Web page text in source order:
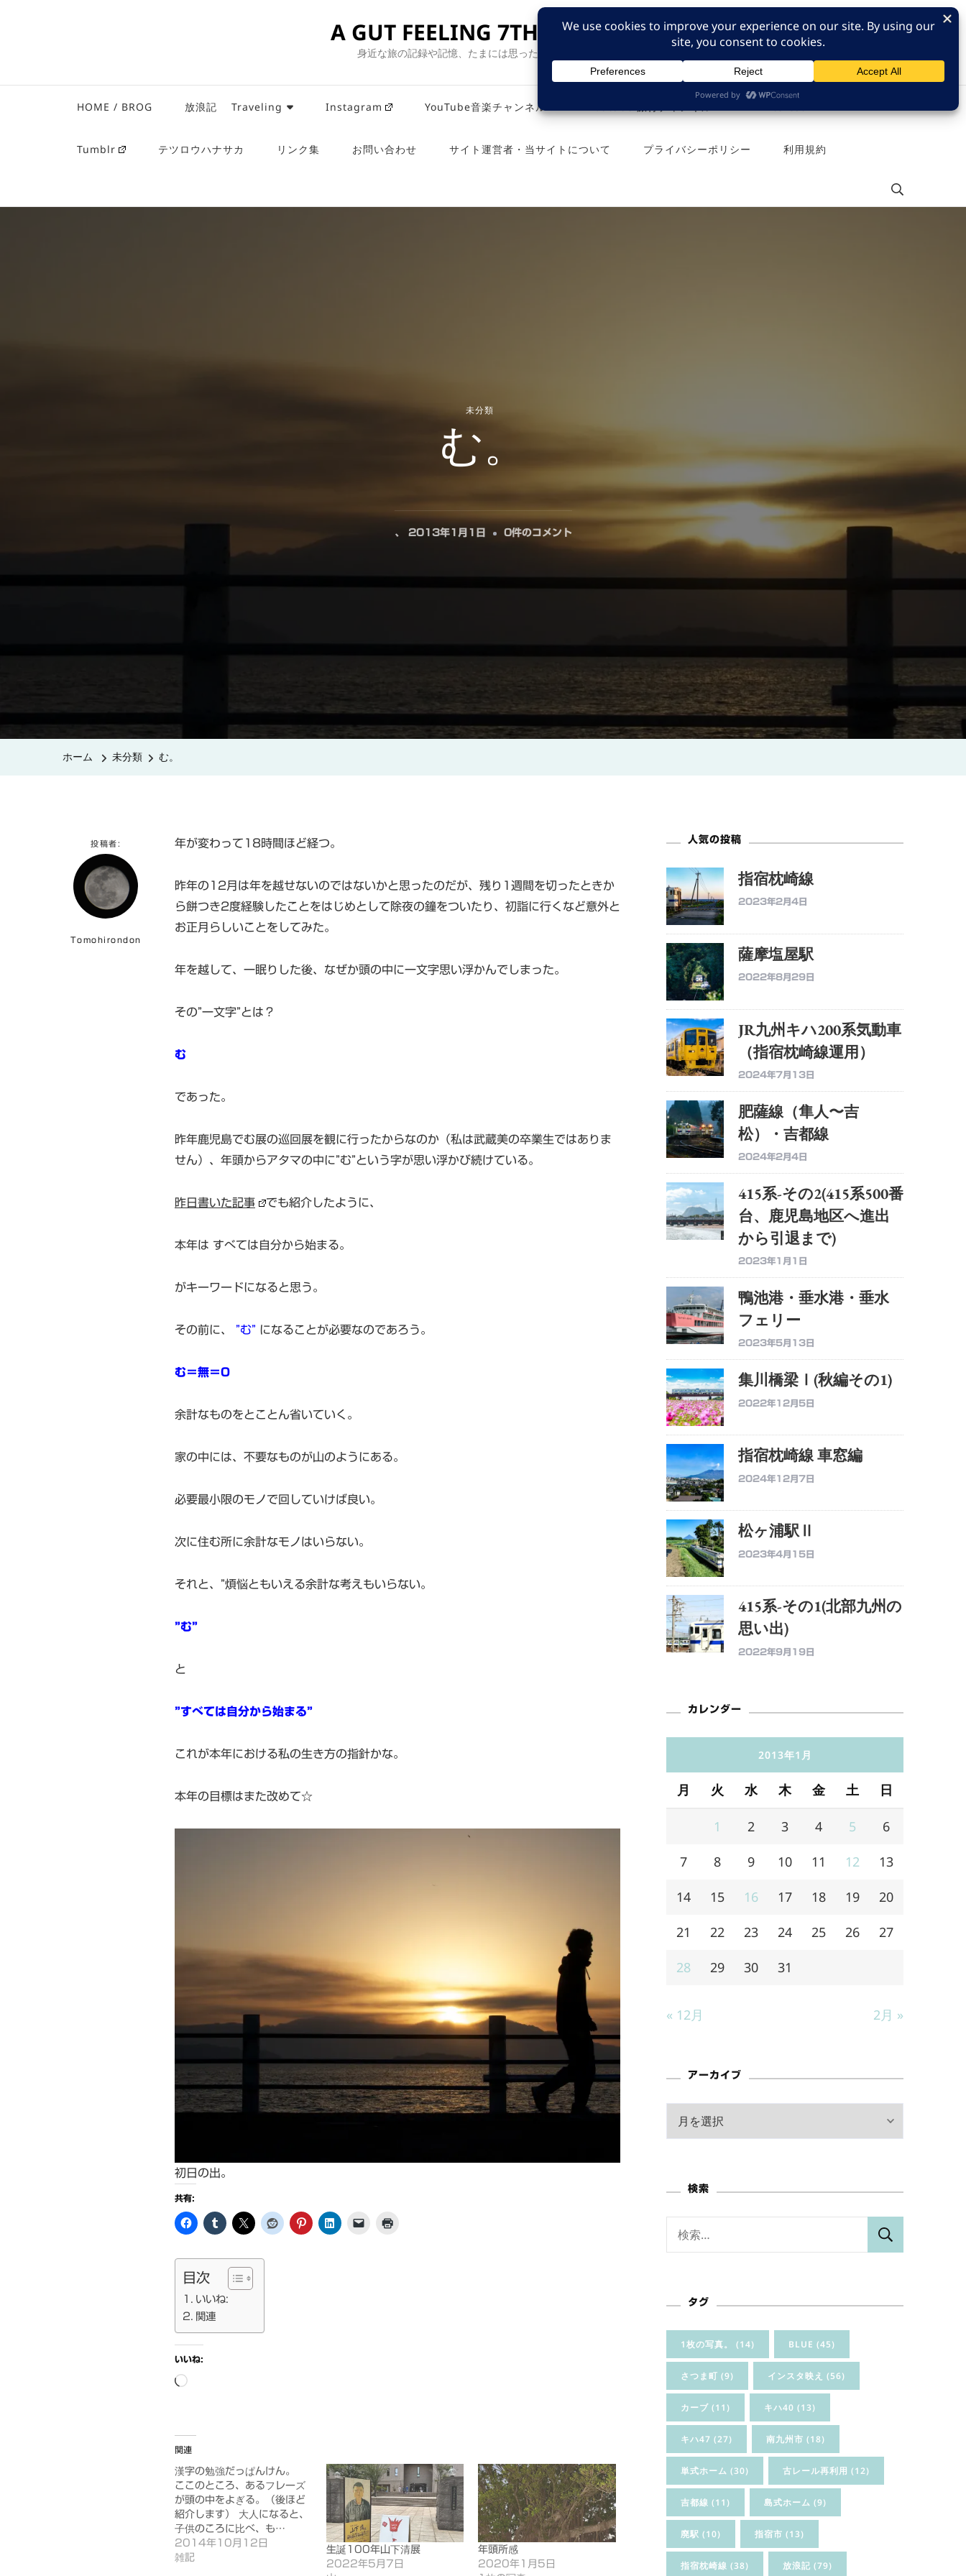
A GUT FEELING 7TH EDITION
身近な旅の記録や記憶、たまには思ったことも残そう。
HOME / BROG 放浪記 Traveling Instagram YouTube音楽チャンネル
Tumblr テツロウハナサカ リンク集 お問い合わせ サイト運営者・当サイトについて プライバシーポリシー 利用規約
未分類
む。
、 2013年1月1日 む。
0件のコメント
ホーム 未分類 む。
投稿者:
Tomohirondon
年が変わって18時間ほど経つ。
昨年の12月は年を越せないのではないかと思ったのだが、残り1週間を切ったときか
ら餅つき2度経験したことをはじめとして除夜の鐘をついたり、初詣に行くなど意外と
お正月らしいことをしてみた。
年を越して、一眠りした後、なぜか頭の中に一文字思い浮かんでしまった。
その”一文字”とは？
む
であった。
昨年鹿児島でむ展の巡回展を観に行ったからなのか（私は武蔵美の卒業生ではありま
せん）、年頭からアタマの中に”む”という字が思い浮かび続けている。
昨日書いた記事 でも紹介したように、
本年は すべては自分から始まる。
がキーワードになると思う。
その前に、 ”む” になることが必要なのであろう。
む＝無＝0
余計なものをとことん省いていく。
家の中には、不要なものが山のようにある。
必要最小限のモノで回していけば良い。
次に住む所に余計なモノはいらない。
それと、”煩悩ともいえる余計な考えもいらない。
”む”
と
”すべては自分から始まる”
これが本年における私の生き方の指針かな。
本年の目標はまた改めて☆
初日の出。
共有:
目次
いいね:
関連
いいね:
読
み
中…
関連
漢字の勉強だっぱんけん。
ここのところ、あるフレーズ
が頭の中をよぎる。（後ほど
紹介します） 大人になると、
子供のころに比べ、も…
2014年10月12日
雑記
生誕100年山下清展
2022年5月7日
年頭所感
2020年1月5日
人気の投稿
指宿枕崎線
2023年2月4日
薩摩塩屋駅
2022年8月29日
JR九州キハ200系気動車
（指宿枕崎線運用）
2024年7月13日
肥薩線（隼人〜吉
松）・吉都線
2024年2月4日
415系-その2(415系500番
台、鹿児島地区へ進出
から引退まで)
2023年1月1日
鴨池港・垂水港・垂水
フェリー
2023年5月13日
集川橋梁Ⅰ(秋編その1)
2022年12月5日
指宿枕崎線 車窓編
2024年12月7日
松ヶ浦駅Ⅱ
2023年4月15日
415系-その1(北部九州の
思い出)
2022年9月19日
カレンダー
2013年1月
月 火 水 木 金 土 日
1 2 3 4 5 6
7 8 9 10 11 12 13
14 15 16 17 18 19 20
21 22 23 24 25 26 27
28 29 30 31
« 12月 2月 »
アーカイブ
ブ
検索
タグ
1枚の写真。 (14) BLUE (45)
さつま町 (9) インスタ映え (56)
カーブ (11) キハ40 (13)
キハ47 (27) 南九州市 (18)
単式ホーム (30) 古レール再利用 (12)
吉都線 (11) 島式ホーム (9)
廃駅 (10) 指宿市 (13)
指宿枕崎線 (38) 放浪記 (79)